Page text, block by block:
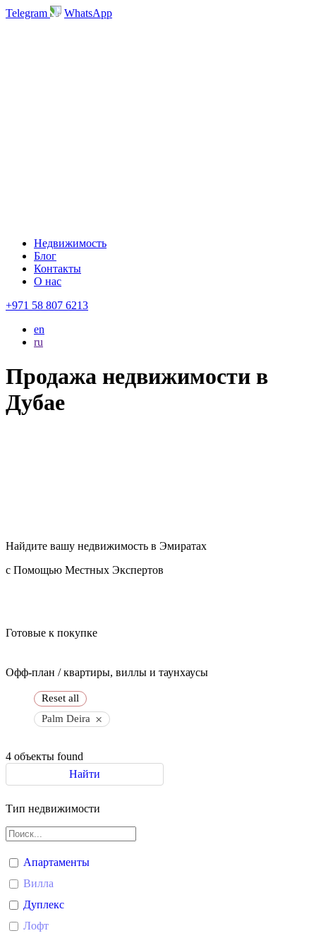
Telegram WhatsApp
Недвижимость
Блог
Контакты
О нас
+971 58 807 6213
en
ru
Продажа недвижимости в
Дубае
Найдите вашу недвижимость в Эмиратах
с Помощью Местных Экспертов
Готовые к покупке
Офф-план / квартиры, виллы и таунхаусы
Reset all
Palm Deira ×
4 объекты found
Найти
Тип недвижимости
Апартаменты
Вилла
Дуплекс
Лофт